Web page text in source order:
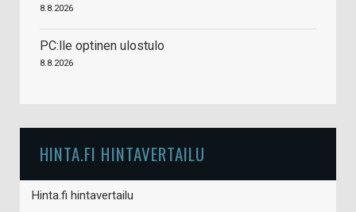
8.8.2026
PC:lle optinen ulostulo
8.8.2026
HINTA.FI HINTAVERTAILU
Hinta.fi hintavertailu